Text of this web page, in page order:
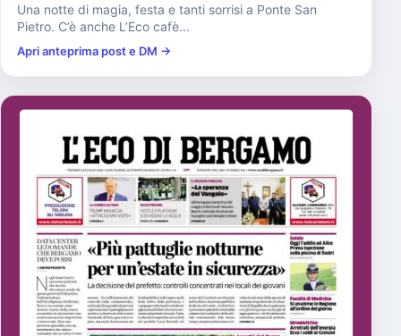
Una notte di magia, festa e tanti sorrisi a Ponte San
Pietro. C’è anche L’Eco cafè...
Apri anteprima post e DM →